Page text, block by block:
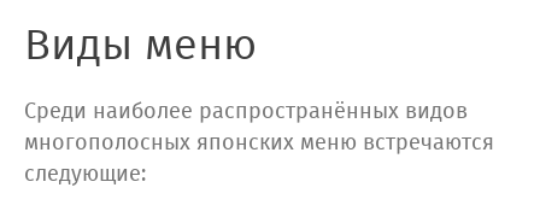
Виды меню
Среди наиболее распространённых видов
многополосных японских меню встречаются
следующие: